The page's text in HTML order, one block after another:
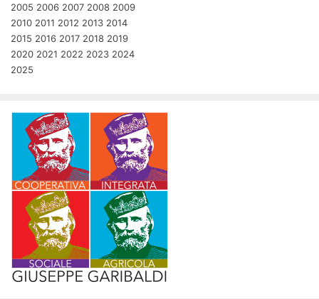
2005 2006 2007 2008 2009
2010 2011 2012 2013 2014
2015 2016 2017 2018 2019
2020 2021 2022 2023 2024
2025